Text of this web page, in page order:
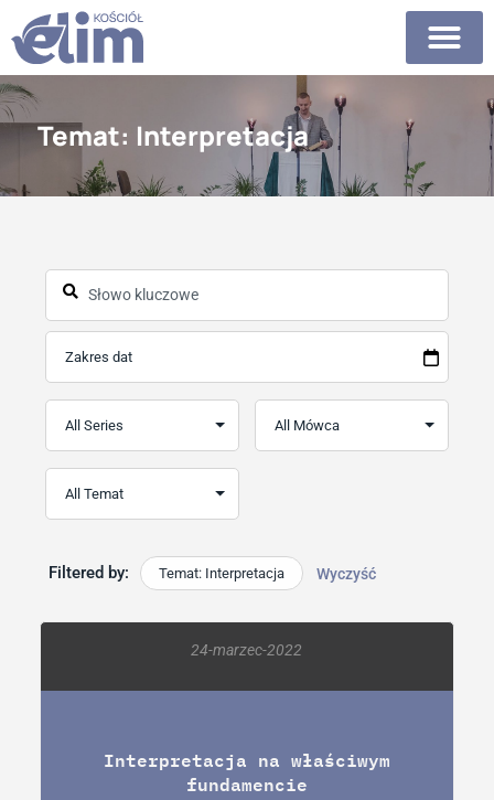
Temat: Interpretacja
Filtered by: Temat: Interpretacja Wyczyść
24-marzec-2022
Interpretacja na właściwym
fundamencie